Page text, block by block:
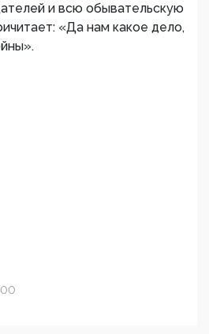
и всю обывательскую
«Да нам какое дело,